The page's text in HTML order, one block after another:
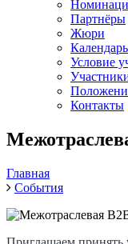
Партнёры
Жюри
Условие
Контакты
Главная
События